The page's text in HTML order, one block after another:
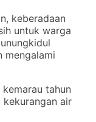
keberadaan
untuk warga
mengalami
tahun
air